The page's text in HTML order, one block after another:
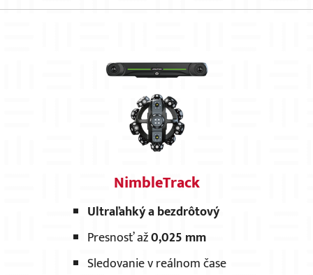
NimbleTrack
Ultraľahký a bezdrôtový
Presnosť až0,025 mm
Sledovanie v reálnom čase